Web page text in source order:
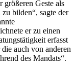
größeren Geste als
bilden“, sagte der
er zu einen
erfasst
auch von anderen
des Mandats“.